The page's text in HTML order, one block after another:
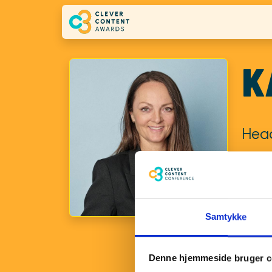
Samtykke
Denne hjemmeside bruger
Skip to main content
Som
form